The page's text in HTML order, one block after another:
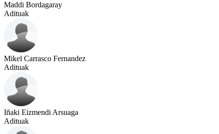
Maddi Bordagaray
Adituak
Mikel Carrasco Fernandez
Adituak
Iñaki Eizmendi Arsuaga
Adituak